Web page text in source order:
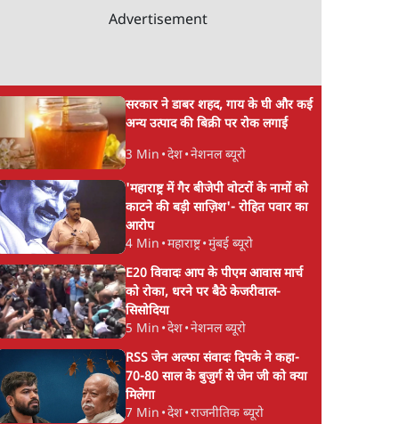
Advertisement
सरकार ने डाबर शहद, गाय के घी और कई
अन्य उत्पाद की बिक्री पर रोक लगाई
3 Min •देश•नेशनल ब्यूरो
'महाराष्ट्र में गैर बीजेपी वोटरों के नामों को
काटने की बड़ी साज़िश'- रोहित पवार का
आरोप
4 Min •महाराष्ट्र•मुंबई ब्यूरो
E20 विवादः आप के पीएम आवास मार्च
को रोका, धरने पर बैठे केजरीवाल-
सिसोदिया
5 Min •देश•नेशनल ब्यूरो
RSS जेन अल्फा संवादः दिपके ने कहा-
70-80 साल के बुजुर्ग से जेन जी को क्या
मिलेगा
7 Min •देश•राजनीतिक ब्यूरो